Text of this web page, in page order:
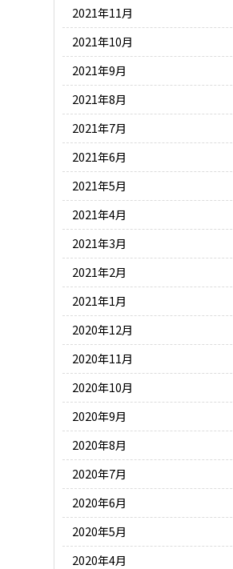
2021年11月
2021年10月
2021年9月
2021年8月
2021年7月
2021年6月
2021年5月
2021年4月
2021年3月
2021年2月
2021年1月
2020年12月
2020年11月
2020年10月
2020年9月
2020年8月
2020年7月
2020年6月
2020年5月
2020年4月